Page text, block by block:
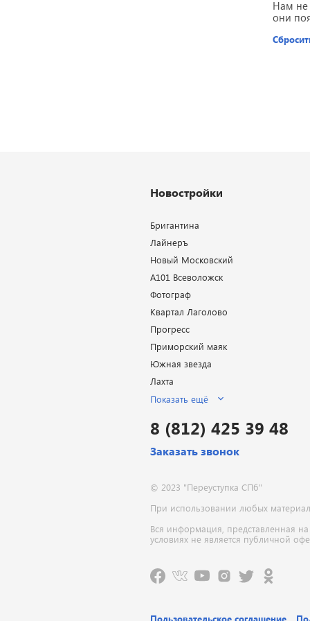
Нам не
они
8 (812) 425 39 48
Заказать звонок
© 2023 "Переуступка СПб"
При использовании любых
Вся информация, представленная
условиях не является публичной
Новостройки
Бригантина
Лайнеръ
Новый Московский
А101 Всеволожск
Фотограф
Квартал Лаголово
Прогресс
Приморский маяк
Южная звезда
Лахта
Показать ещё
Пользовательское соглашение